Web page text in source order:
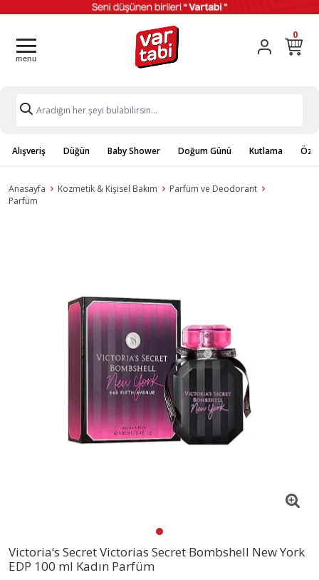
0
Alışveriş Düğün Baby Shower Doğum Günü Kutlama
Anasayfa Kozmetik & Kişisel Bakım
Parfüm ve Deodorant
Parfüm
Victoria‘s Secret Victorias Secret Bombshell New York
EDP 100 ml Kadın Parfüm